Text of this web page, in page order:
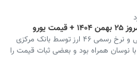
یورو
نرخ ارز در صرافی ملی و نرخ رسمی ۴۶ ارز توسط بانک مرکزی
نوسان همراه بود و بعضی ثبات قیمت را